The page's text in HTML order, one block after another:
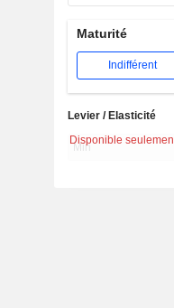
Maturité
Indifférent
Disponible
Levier / Elasticité